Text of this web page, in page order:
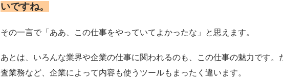
いですね。
その一言で「ああ、この仕事をやっていてよかったな」と思えます。
あとは、いろんな業界や企業の仕事に関われるのも、この仕事の魅力です。
査業務など、企業によって内容も使うツールもまったく違います。